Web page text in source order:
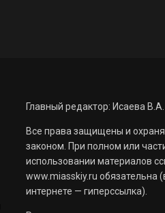
Главный редактор: Исаева В.А.
Все права защищены и
законом. При полном или
использовании материалов
www.miasskiy.ru обязательна
интернете — гиперссылка).